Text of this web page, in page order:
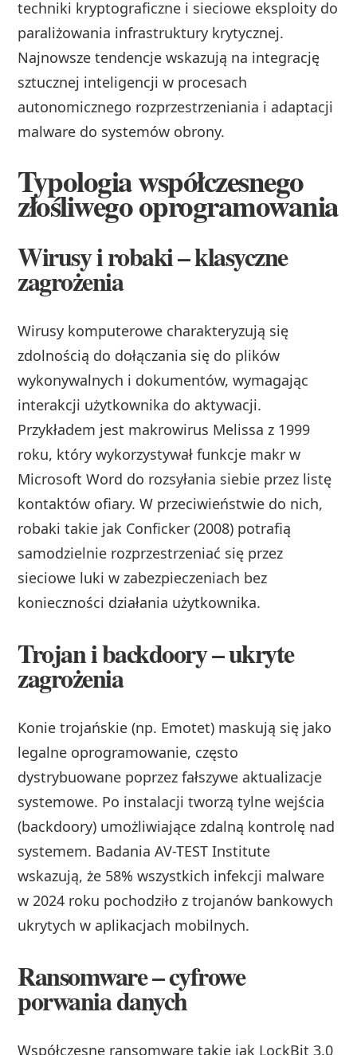
techniki kryptograficzne i sieciowe eksploity do
paraliżowania infrastruktury krytycznej.
Najnowsze tendencje wskazują na integrację
sztucznej inteligencji w procesach
autonomicznego rozprzestrzeniania i adaptacji
malware do systemów obrony.
Typologia współczesnego
złośliwego oprogramowania
Wirusy i robaki – klasyczne
zagrożenia
Wirusy komputerowe charakteryzują się
zdolnością do dołączania się do plików
wykonywalnych i dokumentów, wymagając
interakcji użytkownika do aktywacji.
Przykładem jest makrowirus Melissa z 1999
roku, który wykorzystywał funkcje makr w
Microsoft Word do rozsyłania siebie przez listę
kontaktów ofiary. W przeciwieństwie do nich,
robaki takie jak Conficker (2008) potrafią
samodzielnie rozprzestrzeniać się przez
sieciowe luki w zabezpieczeniach bez
konieczności działania użytkownika.
Trojan i backdoory – ukryte
zagrożenia
Konie trojańskie (np. Emotet) maskują się jako
legalne oprogramowanie, często
dystrybuowane poprzez fałszywe aktualizacje
systemowe. Po instalacji tworzą tylne wejścia
(backdoory) umożliwiające zdalną kontrolę nad
systemem. Badania AV-TEST Institute
wskazują, że 58% wszystkich infekcji malware
w 2024 roku pochodziło z trojanów bankowych
ukrytych w aplikacjach mobilnych.
Ransomware – cyfrowe
porwania danych
Współczesne ransomware takie jak LockBit 3.0